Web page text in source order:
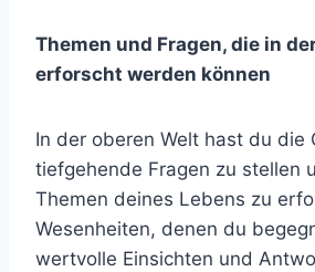
Themen und Fragen, die in
erforscht werden können
In der oberen Welt hast du die
tiefgehende Fragen zu stellen
Themen deines Lebens zu
Wesenheiten, denen du
wertvolle Einsichten und